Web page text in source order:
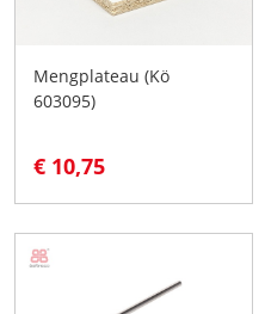
Mengplateau (Kö
603095)
€ 10,75